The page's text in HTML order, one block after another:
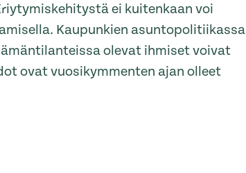
ei kuitenkaan voi
Kaupunkien asuntopolitiikassa
olevat ihmiset voivat
ovat vuosikymmenten ajan olleet